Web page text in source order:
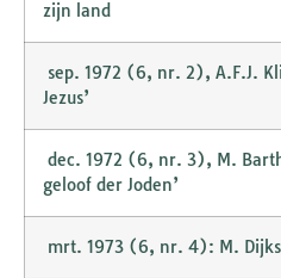
zijn land
sep. 1972 (6, nr. 2), A.F.J.
Jezus’
dec. 1972 (6, nr. 3), M. Barth
geloof der Joden’
mrt. 1973 (6, nr. 4): M.